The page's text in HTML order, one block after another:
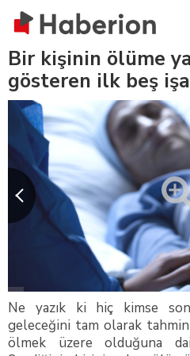
Bir kişinin ölüme
gösteren ilk beş
Ne yazık ki hiç kimse
geleceğini tam olarak
ölmek üzere olduğuna